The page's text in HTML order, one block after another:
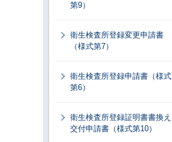
第9）
衛生検査所登録変更申請書
（様式第7）
衛生検査所登録申請書（様式
第6）
衛生検査所登録証明書書換え
交付申請書（様式第10）